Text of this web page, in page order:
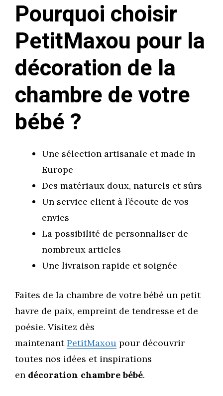
Pourquoi choisir
PetitMaxou pour la
décoration de la
chambre de votre
bébé ?
Une sélection artisanale et made in
Europe
Des matériaux doux, naturels et sûrs
Un service client à l’écoute de vos
envies
La possibilité de personnaliser de
nombreux articles
Une livraison rapide et soignée
Faites de la chambre de votre bébé un petit
havre de paix, empreint de tendresse et de
poésie. Visitez dès
maintenantPetitMaxou pour découvrir
toutes nos idées et inspirations
en décoration chambre bébé.